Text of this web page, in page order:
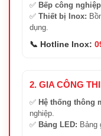
✅ Bếp công
✅ Thiết bị Inox:
dụng.
📞 Hotline Inox:
2. GIA CÔNG
✅ Hệ thống thông
nghiệp.
✅ Bảng LED: Bảng